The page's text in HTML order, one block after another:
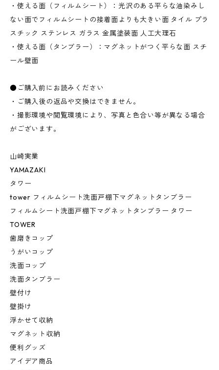
・使える面（フィルムシート）：光沢のある平らな油染みし
ない面でフィルムシートの接着面よりも大きい面 タイル プラ
スチック ステンレス ガラス 金属塗装面 人工大理石
・使える面（タンブラー）：マグネットがつく平らな面 スチ
ール壁面
●ご購入前にお読みください
・ご購入後の返品や交換はできません。
・撮影環境や閲覧環境により、写真と色合い等が異なる場合
がございます。
山崎実業
YAMAZAKI
タワー
tower フィルムシート洗面戸棚下マグネットタンブラー
フィルムシート洗面戸棚下マグネットタンブラー タワー
TOWER
歯磨きコップ
うがいコップ
洗面コップ
洗面タンブラー
壁付け
壁掛け
浮かせて収納
マグネット収納
便利グッズ
アイデア商品